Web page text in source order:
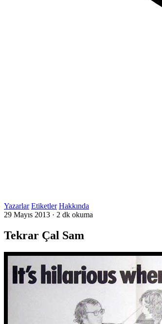
Yazarlar Etiketler Hakkında
29 Mayıs 2013 · 2 dk okuma
Tekrar Çal Sam